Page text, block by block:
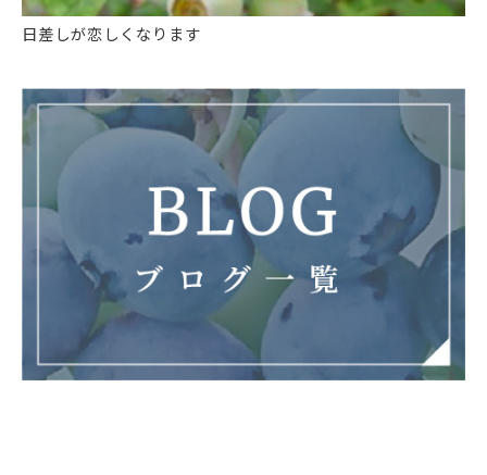
日差しが恋しくなります